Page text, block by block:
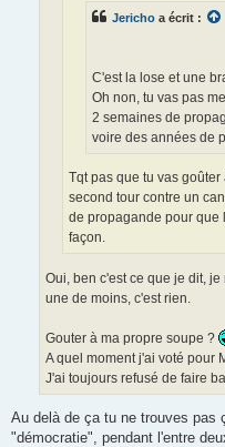
Jericho a écrit :
C'est la lose et une
Oh non, tu vas pas
2 semaines de
voire des années de
Tqt pas que tu vas
second tour contre un
de propagande pour que
façon.
Oui, ben c'est ce que je dit,
une de moins, c'est rien.
Gouter à ma propre soupe ?
A quel moment j'ai voté pour
J'ai toujours refusé de faire
Au delà de ça tu ne trouves pas
"démocratie", pendant l'entre